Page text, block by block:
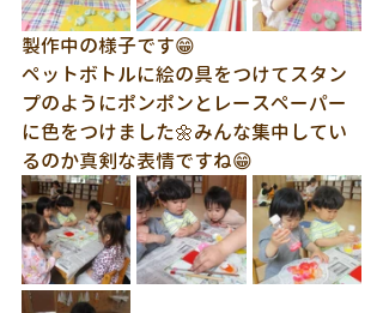
製作中の様子です😁
ペットボトルに絵の具をつけてスタン
プのようにポンポンとレースペーパー
に色をつけました🌼みんな集中してい
るのか真剣な表情ですね😁